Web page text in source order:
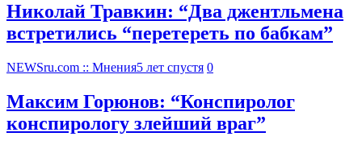
Николай Травкин: “Два джентльмена
встретились “перетереть по бабкам”
NEWSru.com :: Мнения5 лет спустя 0
Максим Горюнов: “Конспиролог
конспирологу злейший враг”